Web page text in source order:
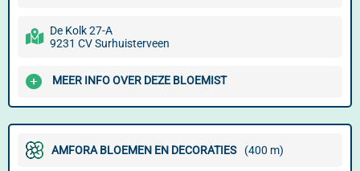
De Kolk 27-A
9231 CV Surhuisterveen
MEER INFO OVER DEZE BLOEMIST
AMFORA BLOEMEN EN DECORATIES (400 m)